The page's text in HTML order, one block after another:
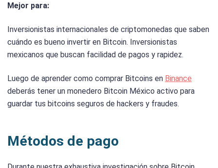
Mejor para:
Inversionistas internacionales de criptomonedas que saben
cuándo es bueno invertir en Bitcoin. Inversionistas
mexicanos que buscan facilidad de pagos y rapidez.
Luego de aprender como comprar Bitcoins en Binance
deberás tener un monedero Bitcoin México activo para
guardar tus bitcoins seguros de hackers y fraudes.
Métodos de pago